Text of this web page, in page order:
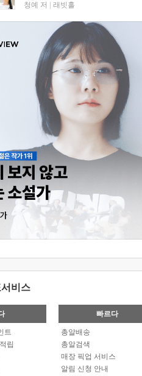
청예 저 래빗홀
비스
트
립
빠르다
총알배송
총알검색
매장 픽업 서비스
알림 신청 안내